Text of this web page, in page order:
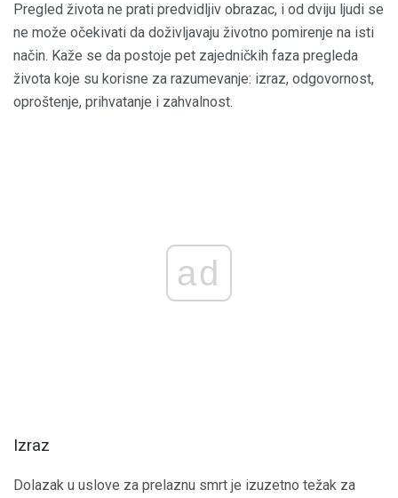
Pregled života ne prati predvidljiv obrazac, i od dviju ljudi se
ne može očekivati ​​da doživljavaju životno pomirenje na isti
način. Kaže se da postoje pet zajedničkih faza pregleda
života koje su korisne za razumevanje: izraz, odgovornost,
oproštenje, prihvatanje i zahvalnost.
ad
Izraz
Dolazak u uslove za prelaznu smrt je izuzetno težak za